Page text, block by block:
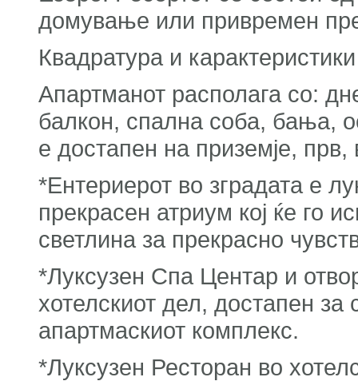
домување или привремен
Квадратура и
Апартманот располага со:
балкон, спална соба, бања,
е достапен на приземје, прв,
*Ентериерот во зградата е
прекрасен атриум кој ќе го
светлина за прекрасно
*Луксузен Спа Центар и
хотелскиот дел, достапен
апартмаскиот комплекс.
*Луксузен Ресторан во